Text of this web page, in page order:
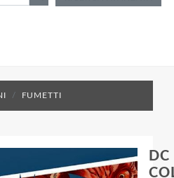
FUMETTI
DC